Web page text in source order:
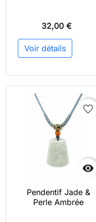
32,00 €
Voir détails

favorite_border
Pendentif Jade &
Perle Ambrée